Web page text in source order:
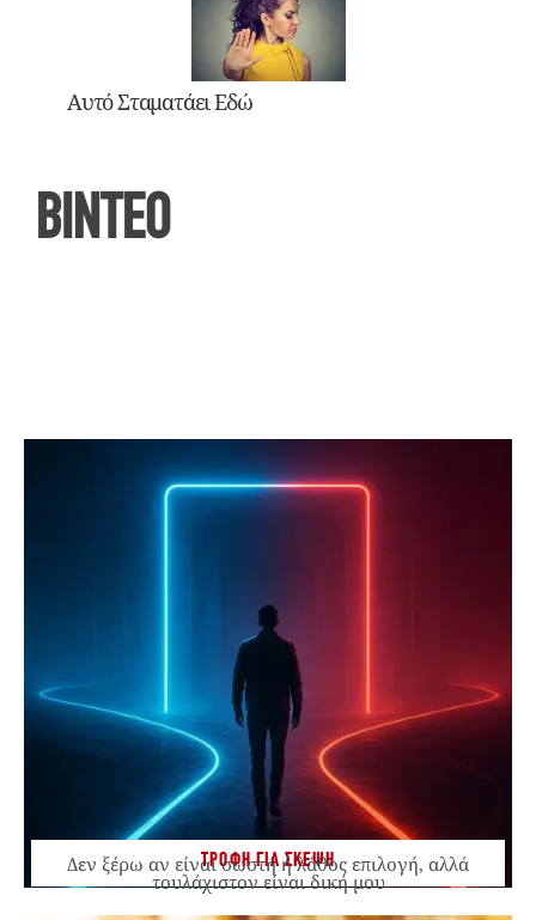
Αυτό Σταματάει Εδώ
ΒΙΝΤΕΟ
ΤΡΟΦΗ ΓΙΑ ΣΚΕΨΗ
Δεν ξέρω αν είναι σωστή ή λάθος επιλογή, αλλά
τουλάχιστον είναι δική μου